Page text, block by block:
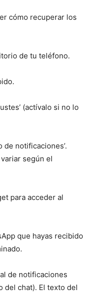
cómo recuperar los
de tu teléfono.
(actívalo si no lo
notificaciones’.
según el
para acceder al
que hayas recibido
de notificaciones
del chat). El texto del